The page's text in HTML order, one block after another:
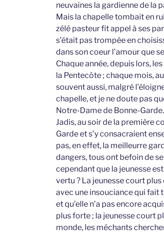
neuvaines la gardienne de la
Mais la chapelle tombait en
zélé pasteur fit appel à ses
s’était pas trompée en
dans son coeur l’amour que
Chaque année, depuis lors,
la Pentecôte ; chaque mois,
souvent aussi, malgré
chapelle, et je ne doute pas
Notre-Dame de Bonne-Garde.
Jadis, au soir de la première
Garde et s’y consacraient
pas, en effet, la meilleurre
dangers, tous ont befoin de
cependant que la jeunesse
vertu ? La jeunesse court
avec une insouciance qui fait
et qu’elle n’a pas encore
plus forte ; la jeunesse court
monde, les méchants